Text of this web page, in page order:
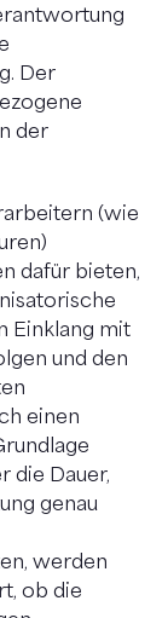
Der
der
(wie
dafür bieten,
Einklang mit
und den
einen
die Dauer,
genau
werden
ob die